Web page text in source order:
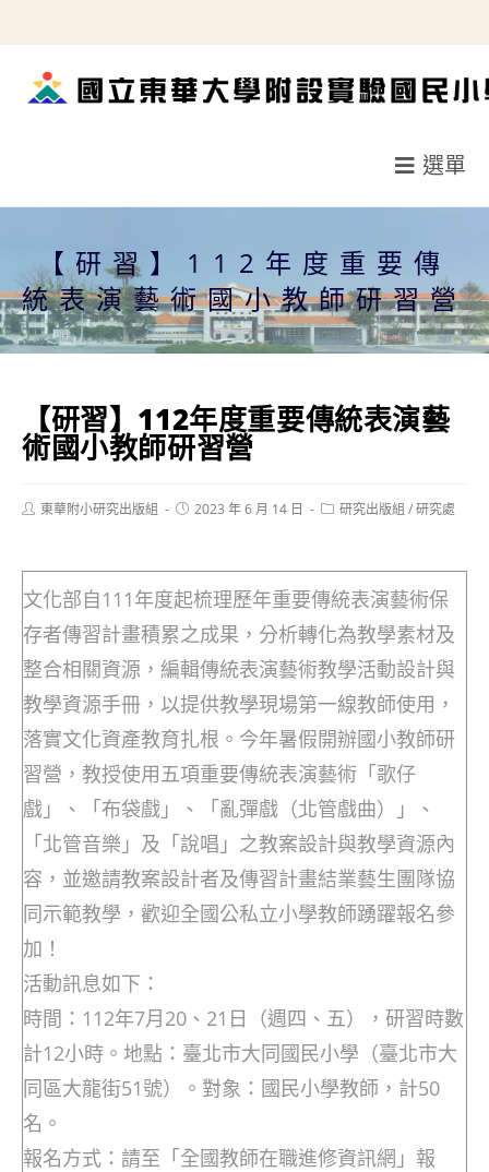
轉
選單
【研習】112年度重要傳
統表演藝術國小教師研習營
【研習】112年度重要傳統表演藝
術國小教師研習營
Post東華附小研究出版組
Post2023 年 6 月 14 日
Post研究出版組 /研究處
文化部自111年度起梳理歷年重要傳統表演藝術保
存者傳習計畫積累之成果，分析轉化為教學素材及
整合相關資源，編輯傳統表演藝術教學活動設計與
教學資源手冊，以提供教學現場第一線教師使用，
落實文化資產教育扎根。今年暑假開辦國小教師研
習營，教授使用五項重要傳統表演藝術「歌仔
戲」、「布袋戲」、「亂彈戲（北管戲曲）」、
「北管音樂」及「說唱」之教案設計與教學資源內
容，並邀請教案設計者及傳習計畫結業藝生團隊協
同示範教學，歡迎全國公私立小學教師踴躍報名參
加！
活動訊息如下：
時間：112年7月20、21日（週四、五），研習時數
計12小時。地點：臺北市大同國民小學（臺北市大
同區大龍街51號）。對象：國民小學教師，計50
名。
報名方式：請至「全國教師在職進修資訊網」報